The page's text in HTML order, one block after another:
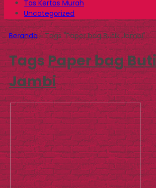
Tas Kertas Murah
Uncategorized
Beranda»Tags "Paper bag Butik Jambi"
TagsPaper bag
Jambi